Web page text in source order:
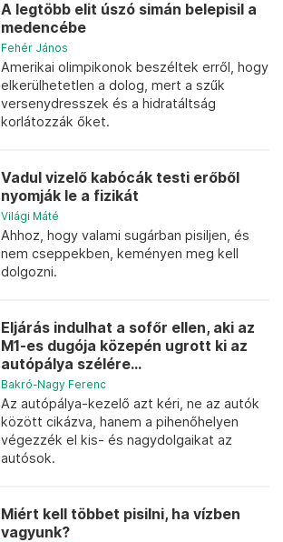
A legtöbb elit úszó simán belepisil a
medencébe
Fehér János
Amerikai olimpikonok beszéltek erről, hogy
elkerülhetetlen a dolog, mert a szűk
versenydresszek és a hidratáltság
korlátozzák őket.
Vadul vizelő kabócák testi erőből
nyomják le a fizikát
Világi Máté
Ahhoz, hogy valami sugárban pisiljen, és
nem cseppekben, keményen meg kell
dolgozni.
Eljárás indulhat a sofőr ellen, aki az
M1-es dugója közepén ugrott ki az
autópálya szélére...
Bakró-Nagy Ferenc
Az autópálya-kezelő azt kéri, ne az autók
között cikázva, hanem a pihenőhelyen
végezzék el kis- és nagydolgaikat az
autósok.
Miért kell többet pisilni, ha vízben
vagyunk?